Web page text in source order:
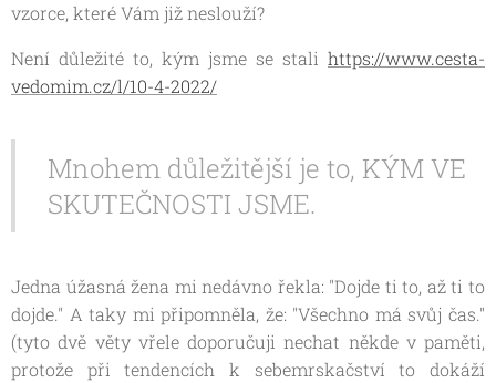
vzorce, které Vám již neslouží?
Není důležité to, kým jsme se stali https://www.cesta-
vedomim.cz/l/10-4-2022/
Mnohem důležitější je to, KÝM VE
SKUTEČNOSTI JSME.
Jedna úžasná žena mi nedávno řekla: "Dojde ti to, až ti to
dojde." A taky mi připomněla, že: "Všechno má svůj čas."
(tyto dvě věty vřele doporučuji nechat někde v paměti,
protože při tendencích k sebemrskačství to dokáží